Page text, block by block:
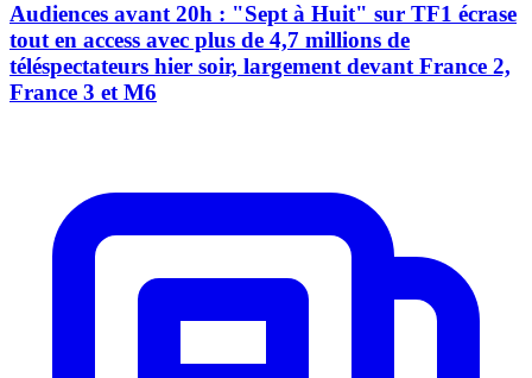
Audiences avant 20h : "Sept à Huit" sur TF1 écrase
tout en access avec plus de 4,7 millions de
téléspectateurs hier soir, largement devant France 2,
France 3 et M6